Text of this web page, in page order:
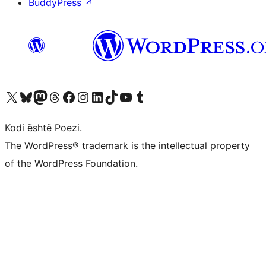
Vizitoni llogarinë tonë X (ish Twitter)
Vizitoni llogarinë tonë Bluesky
Vizitoni llogarinë tonë Mastodon
Vizitoni llogarinë tonë Threads
Vizitoni faqen tonë në Facebook
Vizitoni llogarinë tonë Instagram
Vizitoni llogarinë tonë LinkedIn
Vizitoni llogarinë tonë TikTok
Vizitoni kanalin tonë YouTube
Vizitoni llogarinë tonë Tumblr
Kodi është Poezi.
The WordPress® trademark is the intellectual property
of the WordPress Foundation.